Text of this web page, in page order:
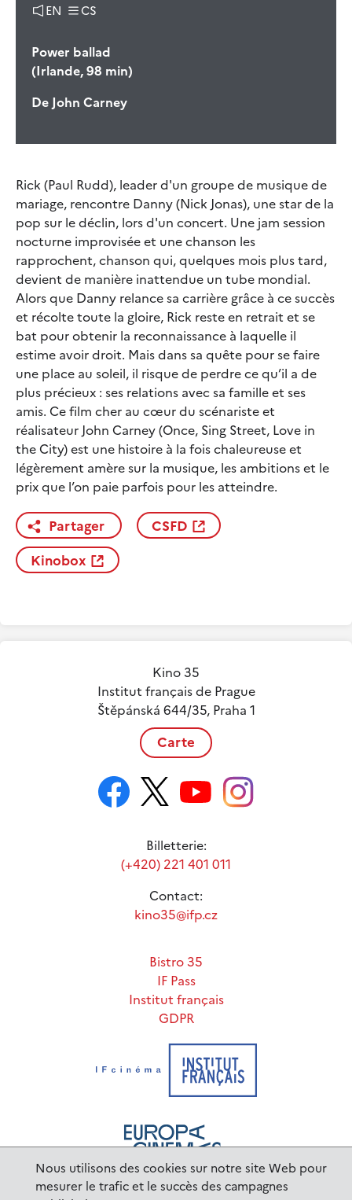
Nous utilisons des cookies sur notre site Web pour
mesurer le trafic et le succès des campagnes
EN CS
Power ballad
(Irlande, 98 min)
De John Carney
Rick (Paul Rudd), leader d'un groupe de musique de
mariage, rencontre Danny (Nick Jonas), une star de la
pop sur le déclin, lors d'un concert. Une jam session
nocturne improvisée et une chanson les
rapprochent, chanson qui, quelques mois plus tard,
devient de manière inattendue un tube mondial.
Alors que Danny relance sa carrière grâce à ce succès
et récolte toute la gloire, Rick reste en retrait et se
bat pour obtenir la reconnaissance à laquelle il
estime avoir droit. Mais dans sa quête pour se faire
une place au soleil, il risque de perdre ce qu’il a de
plus précieux : ses relations avec sa famille et ses
amis. Ce film cher au cœur du scénariste et
réalisateur John Carney (Once, Sing Street, Love in
the City) est une histoire à la fois chaleureuse et
légèrement amère sur la musique, les ambitions et le
prix que l’on paie parfois pour les atteindre.
Partager
CSFD
Kinobox
Kino 35
Institut français de Prague
Štěpánská 644/35, Praha 1
Carte
Billetterie:
(+420) 221 401 011
Contact:
kino35@ifp.cz
Bistro 35
IF Pass
Institut français
GDPR